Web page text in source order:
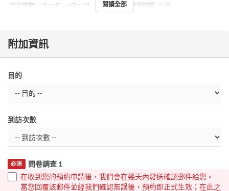
有效期限 8月28日 ~ 8月29日 星期 五, 六 進餐時間 午餐
閱讀全部
附加資訊
目的
到訪次數
問卷調查 1
必須
在收到您的預約申請後，我們會在幾天內發送確認郵件給您。
當您回覆該郵件並經我們確認無誤後，預約即正式生效；在此之